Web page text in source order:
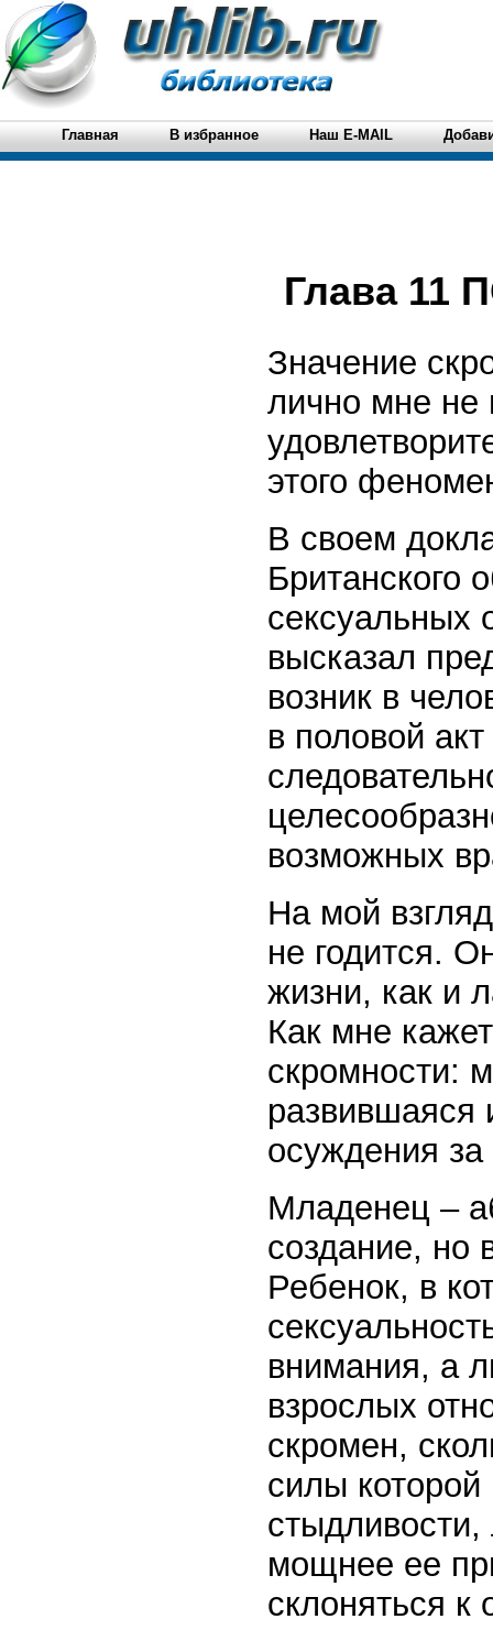
Главная В избранное Наш E-MAIL
Глава
Значение
лично мне не
этого
В своем
Британского
сексуальных
высказал
возник в
в половой
возможных
На мой
не годится.
жизни, как и
Как мне
скромности:
развившаяся
осуждения
Младенец –
создание, но
Ребенок, в
внимания, а
взрослых
скромен,
силы которой
мощнее ее
склоняться к